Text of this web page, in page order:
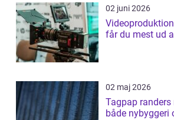
02 juni 2026
får du mest ud
02 maj 2026
Tagpap randers moderne tage til
både nybyggeri